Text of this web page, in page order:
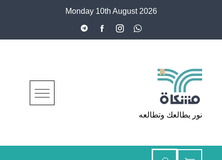
Monday 10th August 2026
مشكاة
نور يطالعك وتطالعه